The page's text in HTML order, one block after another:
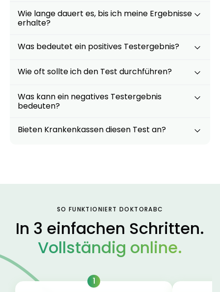
Wie lange dauert es, bis ich meine Ergebnisse
erhalte?
Was bedeutet ein positives Testergebnis?
Wie oft sollte ich den Test durchführen?
Was kann ein negatives Testergebnis
bedeuten?
Bieten Krankenkassen diesen Test an?
SO FUNKTIONIERT DOKTORABC
In 3 einfachen Schritten.
Vollständig online.
1